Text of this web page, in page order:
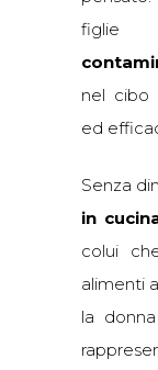
figlie
nel cibo
ed
Senza
in
colui
alimenti
la